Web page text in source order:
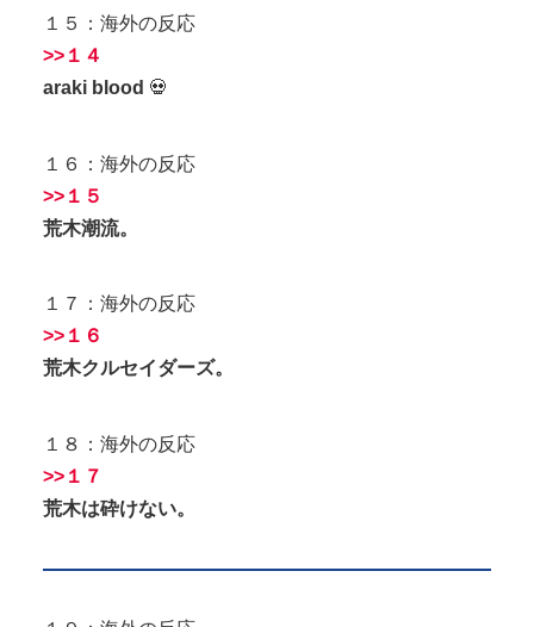
１５：海外の反応
>>１４
araki blood 💀
１６：海外の反応
>>１５
荒木潮流。
１７：海外の反応
>>１６
荒木クルセイダーズ。
１８：海外の反応
>>１７
荒木は砕けない。